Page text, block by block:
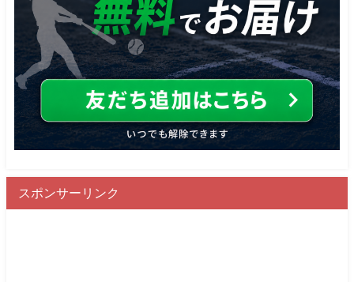
スポンサーリンク